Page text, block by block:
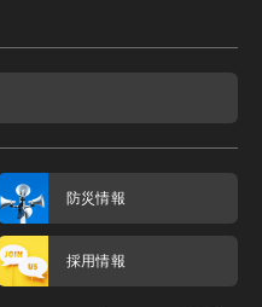
防災情報
採用情報